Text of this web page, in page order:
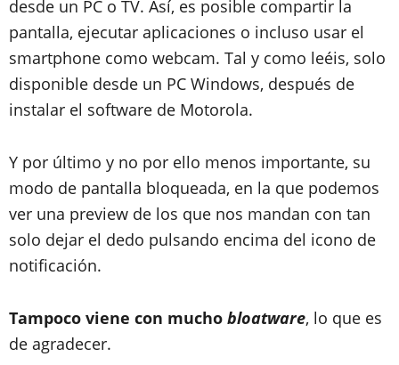
desde un PC o TV. Así, es posible compartir la
pantalla, ejecutar aplicaciones o incluso usar el
smartphone como webcam. Tal y como leéis, solo
disponible desde un PC Windows, después de
instalar el software de Motorola.
Y por último y no por ello menos importante, su
modo de pantalla bloqueada, en la que podemos
ver una preview de los que nos mandan con tan
solo dejar el dedo pulsando encima del icono de
notificación.
Tampoco viene con mucho bloatware, lo que es
de agradecer.